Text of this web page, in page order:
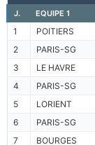
J.
EQUIPE 1
1 POITIERS
2
PARIS-SG
3
LE HAVRE
4
PARIS-SG
5
LORIENT
6
PARIS-SG
7
BOURGES